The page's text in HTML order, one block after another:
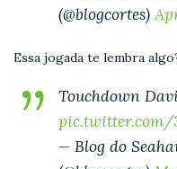
(@blogcortes)
Essa jogada te lembra
Touchdown
pic.twitter.com/
— Blog do